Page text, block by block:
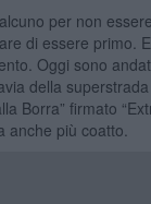
per non
di essere primo.
Oggi sono
della superstrada
Borra” firmato
anche più coatto.